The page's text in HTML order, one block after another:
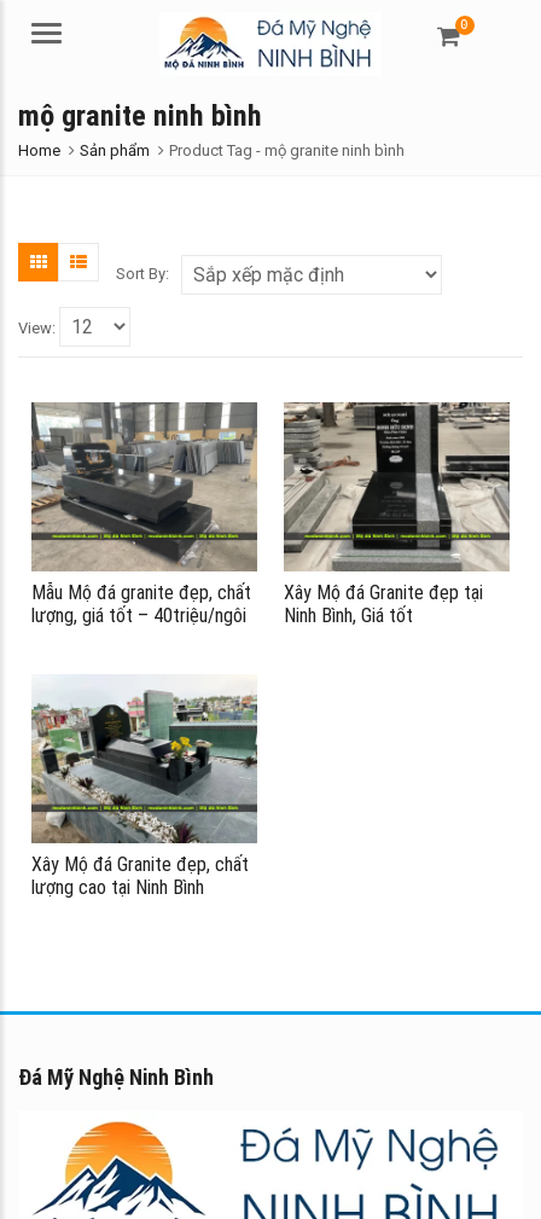
Menu
0
mộ granite ninh bình
Home Sản phẩm Product Tag - mộ granite ninh bình
Sort By:
View:
Mẫu Mộ đá granite đẹp, chất
lượng, giá tốt – 40triệu/ngôi
Xây Mộ đá Granite đẹp tại
Ninh Bình, Giá tốt
Xây Mộ đá Granite đẹp, chất
lượng cao tại Ninh Bình
Đá Mỹ Nghệ Ninh Bình